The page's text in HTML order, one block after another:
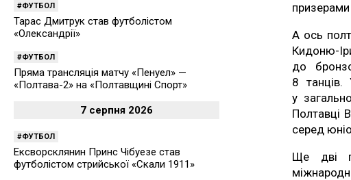
А ось
Кидоню-
до
8 танців.
у
Полтавці
серед
Ще дві
ФУТБОЛ
Тарас Дмитрук став футболістом
«Олександрії»
ФУТБОЛ
Пряма трансляція матчу «Пенуел» —
«Полтава-2» на «Полтавщині Спорт»
7 серпня 2026
ФУТБОЛ
Ексворсклянин Принс Чібуезе став
футболістом стрийської «Скали 1911»